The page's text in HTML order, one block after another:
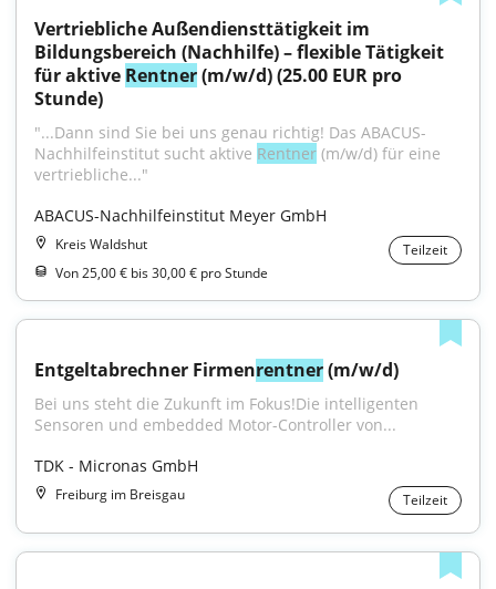
Vertriebliche Außendiensttätigkeit im
Bildungsbereich (Nachhilfe) – flexible Tätigkeit
für aktive Rentner (m/w/d) (25.00 EUR pro
Stunde)
"...Dann sind Sie bei uns genau richtig! Das ABACUS-
Nachhilfeinstitut sucht aktive Rentner (m/w/d) für eine
vertriebliche..."
ABACUS-Nachhilfeinstitut Meyer GmbH
Kreis Waldshut
Teilzeit
Von 25,00 € bis 30,00 € pro Stunde
Entgeltabrechner Firmenrentner (m/w/d)
Bei uns steht die Zukunft im Fokus!Die intelligenten
Sensoren und embedded Motor-Controller von...
TDK - Micronas GmbH
Freiburg im Breisgau Teilzeit